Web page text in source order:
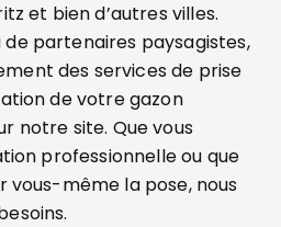
et bien d’autres villes.
partenaires paysagistes,
des services de prise
de votre gazon
notre site. Que vous
professionnelle ou que
vous-même la pose, nous